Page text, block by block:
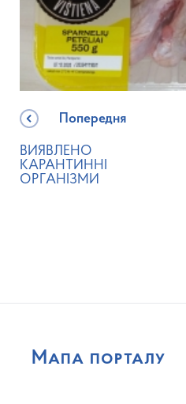
Попередня
ВИЯВЛЕНО
КАРАНТИННІ
ОРГАНІЗМИ
Мапа порталу